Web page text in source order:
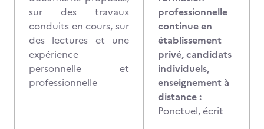
sur des travaux
conduits en cours, sur
des lectures et une
expérience
personnelle et
professionnelle
professionnelle
continue en
établissement
privé, candidats
individuels,
enseignement à
distance :
Ponctuel, écrit